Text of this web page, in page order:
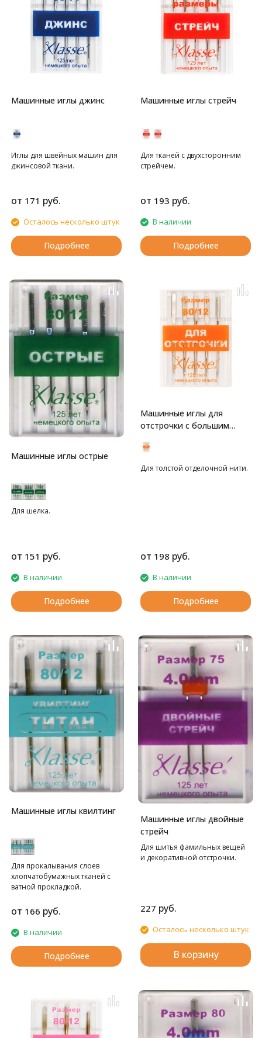
Машинные иглы джинс
Иглы для швейных машин для
джинсовой ткани.
от 171 руб.
Осталось несколько штук
Подробнее
Машинные иглы стрейч
Для тканей с двухсторонним
стрейчем.
от 193 руб.
В наличии
Подробнее
Машинные иглы острые
Для шелка.
от 151 руб.
В наличии
Подробнее
Машинные иглы для
отстрочки с большим
Для толстой отделочной нити.
от 198 руб.
В наличии
Подробнее
Машинные иглы квилтинг
Для прокалывания слоев
хлопчатобумажных тканей с
ватной прокладкой.
от 166 руб.
В наличии
Подробнее
Машинные иглы двойные
стрейч
Для шитья фамильных вещей
и декоративной отстрочки.
227 руб.
Осталось несколько штук
В корзину